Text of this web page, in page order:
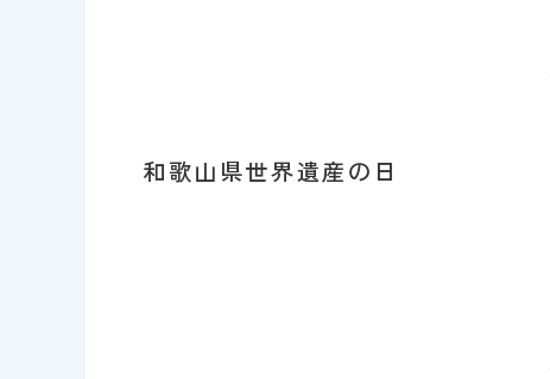
和歌山県世界遺産の日